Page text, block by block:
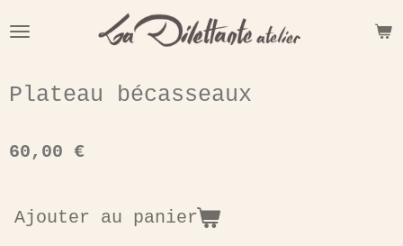
au
principal
Plateau bécasseaux
60,00 €
Ajouter au panier